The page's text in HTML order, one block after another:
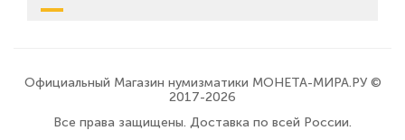
Официальный Магазин нумизматики МОНЕТА-МИРА.РУ ©
2017-2026
Все права защищены. Доставка по всей России.